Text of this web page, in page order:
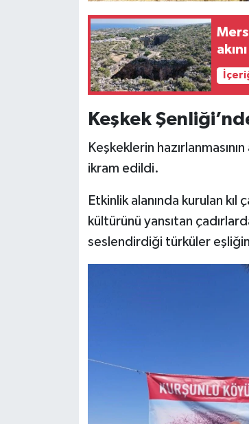
akını
Keşkek
Keşkeklerin
ikram edildi.
Etkinlik alanında kurulan
kültürünü yansıtan
seslendirdiği türküler